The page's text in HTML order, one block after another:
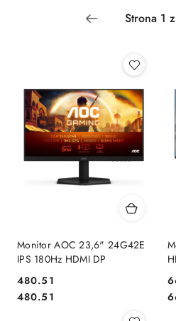
Monitor AOC 23,6" 24G42E
IPS 180Hz HDMI DP
Cena:
480.51
Cena:
480.51